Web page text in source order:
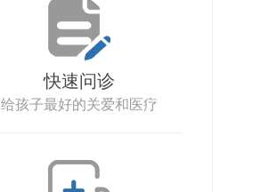
快速问诊
给孩子最好的关爱和医疗